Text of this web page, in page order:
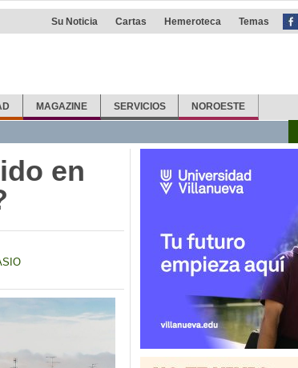
Su Noticia Cartas Hemeroteca Temas
MAGAZINE SERVICIOS NOROESTE
en